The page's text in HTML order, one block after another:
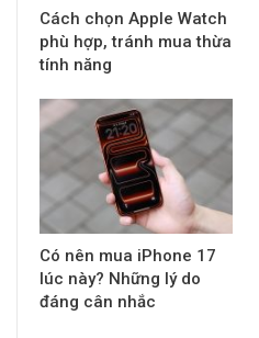
Cách chọn Apple Watch
phù hợp, tránh mua thừa
tính năng
Có nên mua iPhone 17
lúc này? Những lý do
đáng cân nhắc